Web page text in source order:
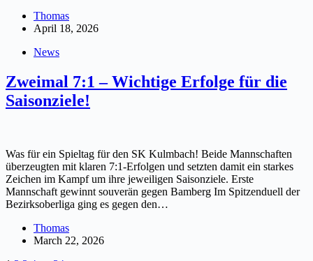
Thomas
April 18, 2026
News
Zweimal 7:1 – Wichtige Erfolge für die
Saisonziele!
Was für ein Spieltag für den SK Kulmbach! Beide Mannschaften
überzeugten mit klaren 7:1-Erfolgen und setzten damit ein starkes
Zeichen im Kampf um ihre jeweiligen Saisonziele. Erste
Mannschaft gewinnt souverän gegen Bamberg Im Spitzenduell der
Bezirksoberliga ging es gegen den…
Thomas
March 22, 2026